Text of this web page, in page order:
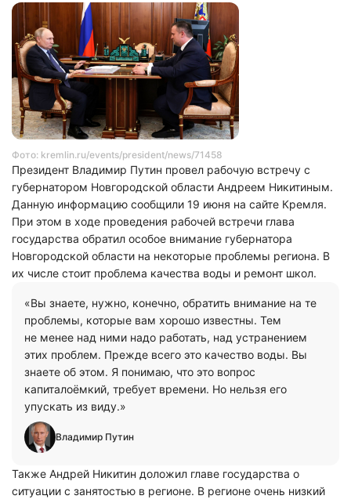
Фото: kremlin.ru/events/president/news/71458
Президент Владимир Путин провел рабочую встречу с
губернатором Новгородской области Андреем Никитиным.
Данную информацию сообщили 19 июня на сайте Кремля.
При этом в ходе проведения рабочей встречи глава
государства обратил особое внимание губернатора
Новгородской области на некоторые проблемы региона. В
их числе стоит проблема качества воды и ремонт школ.
«Вы знаете, нужно, конечно, обратить внимание на те
проблемы, которые вам хорошо известны. Тем
не менее над ними надо работать, над устранением
этих проблем. Прежде всего это качество воды. Вы
знаете об этом. Я понимаю, что это вопрос
капиталоёмкий, требует времени. Но нельзя его
упускать из виду.»
Владимир Путин
Также Андрей Никитин доложил главе государства о
ситуации с занятостью в регионе. В регионе очень низкий